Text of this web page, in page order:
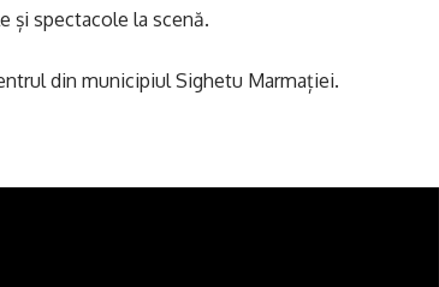
și spectacole la scenă.
din municipiul Sighetu Marmației.